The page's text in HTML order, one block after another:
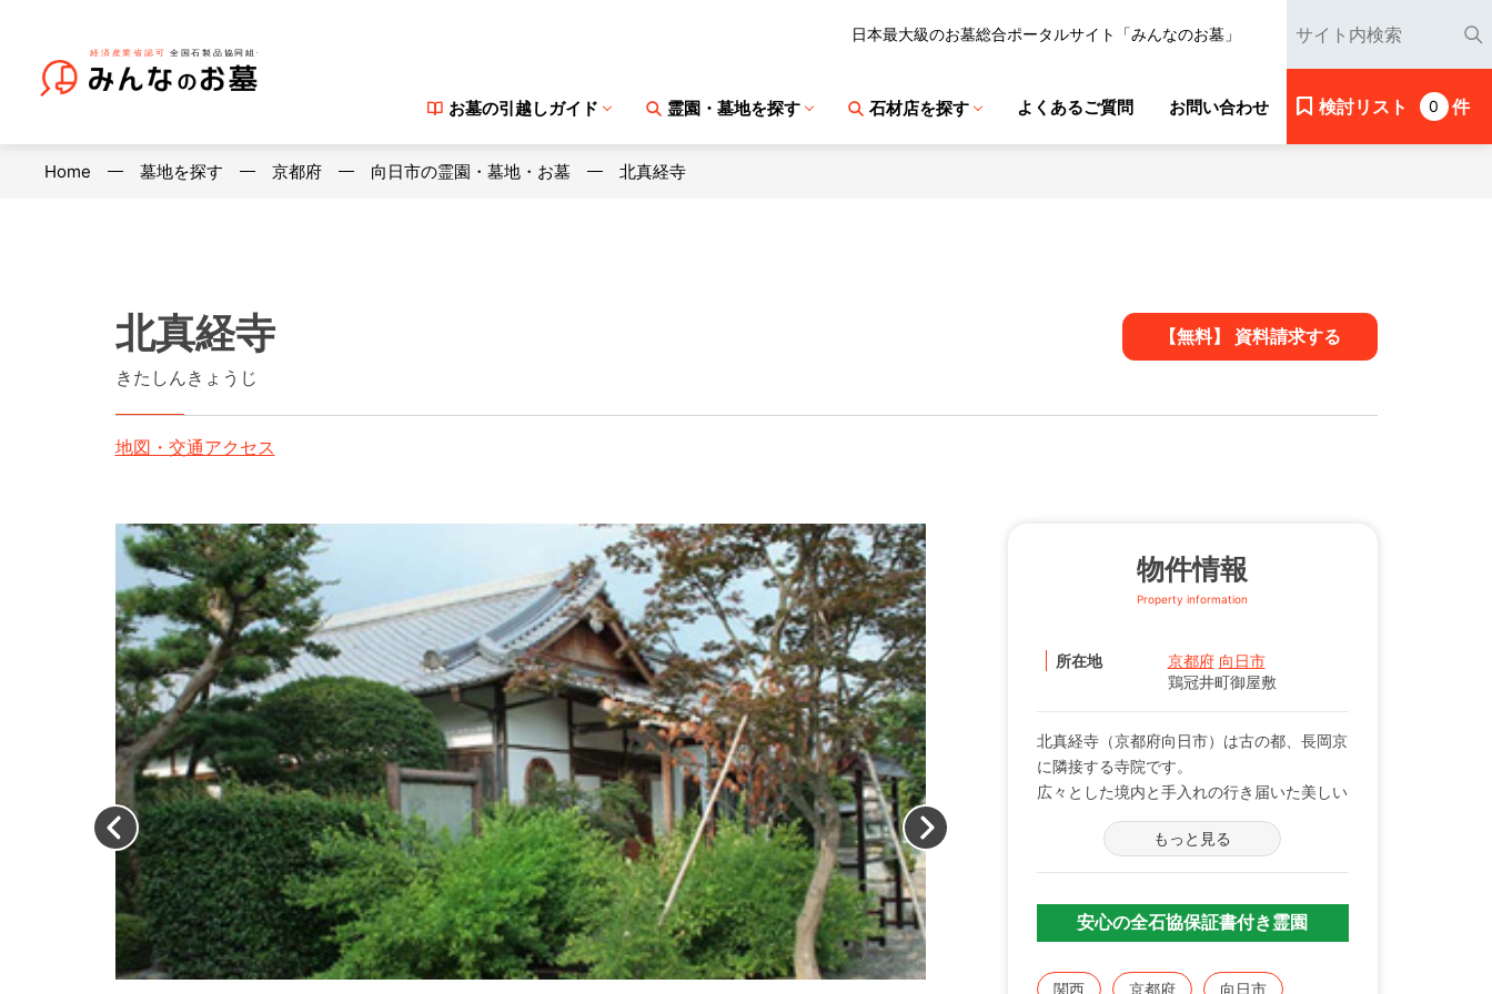
日本最大級のお墓総合ポータルサイト「みんなのお墓」
お墓の引越しガイド 霊園・墓地を探す 石材店を探す よくあるご質問 お問い合わせ 検討リスト 0 件
Home 墓地を探す 京都府 向日市の霊園・墓地・お墓 北真経寺
北真経寺
きたしんきょうじ
【無料】 資料請求する
地図・交通アクセス
物件情報
Property information
所在地 京都府 向日市
鶏冠井町御屋敷
北真経寺（京都府向日市）は古の都、長岡京
に隣接する寺院です。
広々とした境内と手入れの行き届いた美しい
庭が、お参りする方の心をなごませます。
墓地は寺院から少し離れた場所にあり、広々
とした静かな環境が好評です。
いただけます。
もっと見る
安心の全石協保証書付き霊園
関西 京都府 向日市